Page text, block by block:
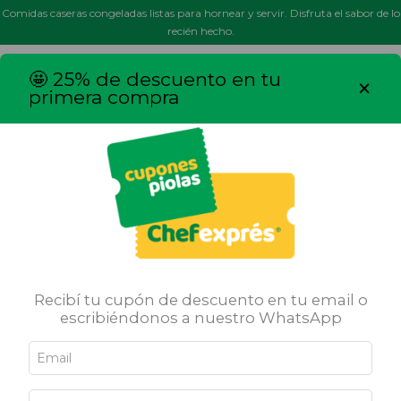
Comidas caseras congeladas listas para hornear y servir. Disfruta el sabor de lo
recién hecho.
Empanadas Empanadas Osobuco
🤩 25% de descuento en tu
primera compra
×
Recibí tu cupón de descuento en tu email o
escribiéndonos a nuestro WhatsApp